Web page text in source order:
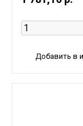
Добавить в